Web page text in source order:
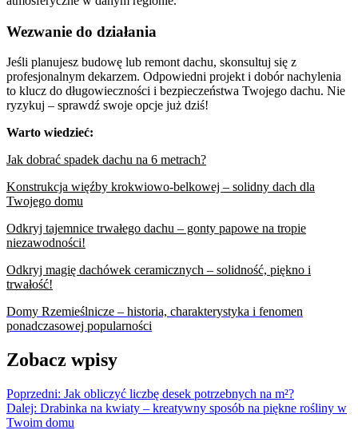
Wezwanie do działania
Jeśli planujesz budowę lub remont dachu, skonsultuj się z
profesjonalnym dekarzem. Odpowiedni projekt i dobór nachylenia
to klucz do długowieczności i bezpieczeństwa Twojego dachu. Nie
ryzykuj – sprawdź swoje opcje już dziś!
Warto wiedzieć:
Jak dobrać spadek dachu na 6 metrach?
Konstrukcja więźby krokwiowo-belkowej – solidny dach dla
Twojego domu
Odkryj tajemnice trwałego dachu – gonty papowe na tropie
niezawodności!
Odkryj magię dachówek ceramicznych – solidność, piękno i
trwałość!
Domy Rzemieślnicze – historia, charakterystyka i fenomen
ponadczasowej popularności
Zobacz wpisy
Poprzedni: Jak obliczyć liczbę desek potrzebnych na m²?
Dalej: Drabinka na kwiaty – kreatywny sposób na piękne rośliny w
Twoim domu